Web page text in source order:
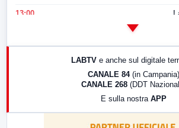
13:00
LABTV e anche sul digitale
CANALE 84 (in Campania)
CANALE 268 (DDT
E sulla nostra APP